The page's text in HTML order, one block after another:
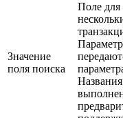
Значение
поля поиска
Поле для